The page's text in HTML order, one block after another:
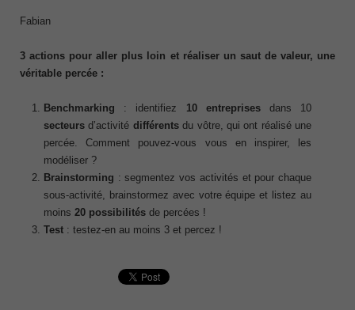
Fabian
3 actions pour aller plus loin et réaliser un saut de valeur, une
véritable percée :
Benchmarking : identifiez 10 entreprisesdans 10
secteurs d’activité différentsdu vôtre, qui ont réalisé une
percée. Comment pouvez-vous vous en inspirer, les
modéliser ?
Brainstorming : segmentez vos activités et pour chaque
sous-activité, brainstormez avec votre équipe et listez au
moins 20 possibilités de percées !
Test : testez-en au moins 3 et percez !